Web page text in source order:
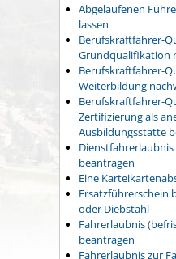
Abgelaufenen
lassen
Berufskraftfahrer-
Grundqualifikation
Berufskraftfahrer-
Weiterbildung
Berufskraftfahrer-
Zertifizierung als
Ausbildungsstätte
beantragen
Eine
Ersatzführerschein
oder Diebstahl
Fahrerlaubnis
beantragen
Fahrerlaubnis zur